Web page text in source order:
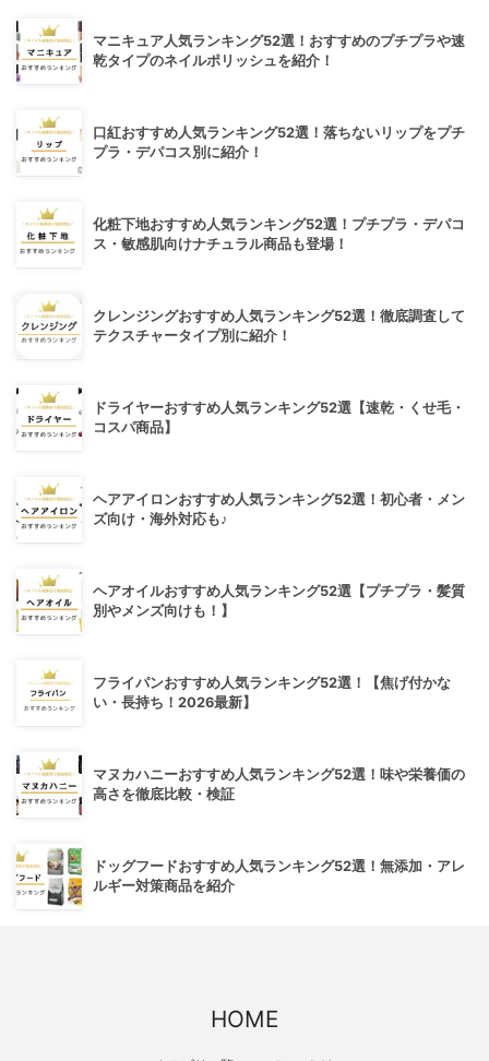
マニキュア人気ランキング52選！おすすめのプチプラや速
乾タイプのネイルポリッシュを紹介！
口紅おすすめ人気ランキング52選！落ちないリップをプチ
プラ・デパコス別に紹介！
化粧下地おすすめ人気ランキング52選！プチプラ・デパコ
ス・敏感肌向けナチュラル商品も登場！
クレンジングおすすめ人気ランキング52選！徹底調査して
テクスチャータイプ別に紹介！
ドライヤーおすすめ人気ランキング52選【速乾・くせ毛・
コスパ商品】
ヘアアイロンおすすめ人気ランキング52選！初心者・メン
ズ向け・海外対応も♪
ヘアオイルおすすめ人気ランキング52選【プチプラ・髪質
別やメンズ向けも！】
フライパンおすすめ人気ランキング52選！【焦げ付かな
い・長持ち！2026最新】
マヌカハニーおすすめ人気ランキング52選！味や栄養価の
高さを徹底比較・検証
ドッグフードおすすめ人気ランキング52選！無添加・アレ
ルギー対策商品を紹介
HOME